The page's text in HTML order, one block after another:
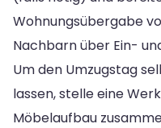
Wohnungsübergabe
Nachbarn über Ein-
Um den Umzugstag
lassen, stelle eine
Möbelaufbau